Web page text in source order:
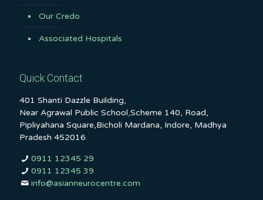
Our Credo
Associated Hospitals
Quick Contact
401 Shanti Dazzle Building,
Near Agrawal Public School,Scheme 140, Road,
Pipliyahana Square,Bicholi Mardana, Indore, Madhya
Pradesh 452016
0911 12345 29
0911 12345 39
info@asianneurocentre.com